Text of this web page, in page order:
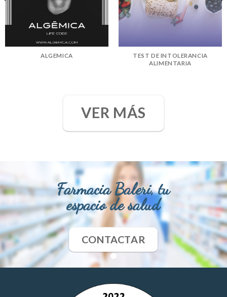
ALGEMICA
TEST DE INTOLERANCIA
ALIMENTARIA
VER MÁS
Farmacia Baleri, tu
espacio de salud
CONTACTAR